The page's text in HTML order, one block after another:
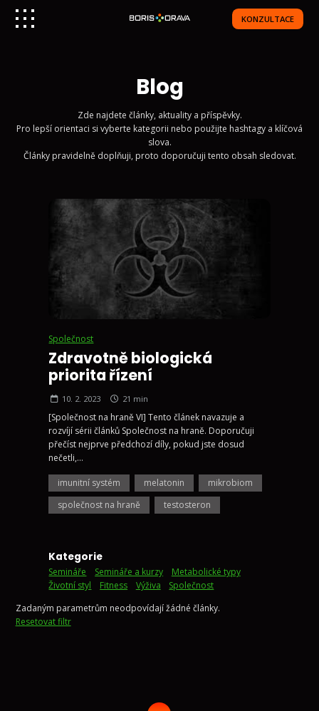
KONZULTACE
Blog
Zde najdete články, aktuality a příspěvky.
Pro lepší orientaci si vyberte kategorii nebo použijte hashtagy a klíčová
slova.
Články pravidelně doplňuji, proto doporučuji tento obsah sledovat.
Společnost
Zdravotně biologická
priorita řízení
10. 2. 2023 21 min
[Společnost na hraně VI] Tento článek navazuje a
rozvíjí sérii článků Společnost na hraně. Doporučuji
přečíst nejprve předchozí díly, pokud jste dosud
nečetli,...
imunitní systém melatonin
mikrobiom
společnost na hraně
testosteron
Kategorie
Semináře Semináře a kurzy
Metabolické typy
Životní styl
Fitness Výživa
Společnost
Zadaným parametrům neodpovídají žádné články.
Resetovat filtr